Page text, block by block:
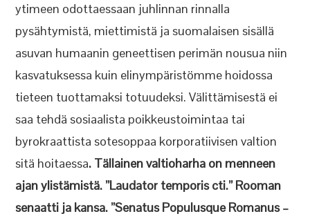
ytimeen odottaessaan juhlinnan rinnalla
pysähtymistä, miettimistä ja suomalaisen sisällä
asuvan humaanin geneettisen perimän nousua niin
kasvatuksessa kuin elinympäristömme hoidossa
tieteen tuottamaksi totuudeksi. Välittämisestä ei
saa tehdä sosiaalista poikkeustoimintaa tai
byrokraattista sotesoppaa korporatiivisen valtion
sitä hoitaessa. Tällainen valtioharha on menneen
ajan ylistämistä. ”Laudator temporis cti.” Rooman
senaatti ja kansa. ”Senatus Populusque Romanus –